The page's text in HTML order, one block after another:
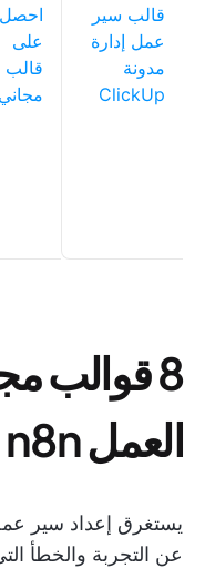
قالب سير
عمل إدارة
مدونة
ClickUp
احصل
على
قالب
مجاني
8 قوالب
العمل n8n
يستغرق إعداد سير
عن التجربة والخطأ